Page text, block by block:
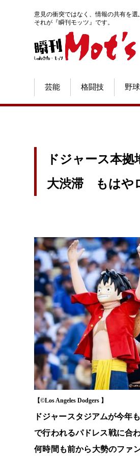
意見の衝突ではなく、情報の共有を選
それが『瞬刊モッツ』です。
芸能 格闘技 野球
ドジャース本
大渋滞 もはや
【©️Los Angeles Dodgers 】
ドジャースタジアムが今年
で行われるパドレス戦に合
何時間も前から大勢のファ